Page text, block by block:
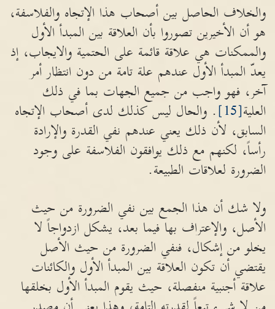
والخلاف الحاصل بين أصحاب هذا الإتجاه والفلاسفة،
هو أن الأخيرين تصوروا بأن العلاقة بين المبدأ الأول
والممكنات هي علاقة قائمة على الحتمية والايجاب، إذ
يعدّ المبدأ الأول عندهم علة تامة من دون انتظار أمر
آخر، فهو واجب من جميع الجهات بما في ذلك
العلية[15]
. والحال ليس كذلك لدى أصحاب الإتجاه
السابق، لأن ذلك يعني عندهم نفي القدرة والإرادة
رأساً، لكنهم مع ذلك يوافقون الفلاسفة على وجود
الضرورة لعلاقات الطبيعة.
ولا شك أن هذا الجمع بين نفي الضرورة من حيث
الأصل، والإعتراف بها فيما بعد، يشكل ازدواجاً لا
يخلو من إشكال، فنفي الضرورة من حيث الأصل
يقتضي أن تكون العلاقة بين المبدأ الأول والكائنات
علاقة أجنبية منفصلة، حيث يقوم المبدأ الأول بخلقها